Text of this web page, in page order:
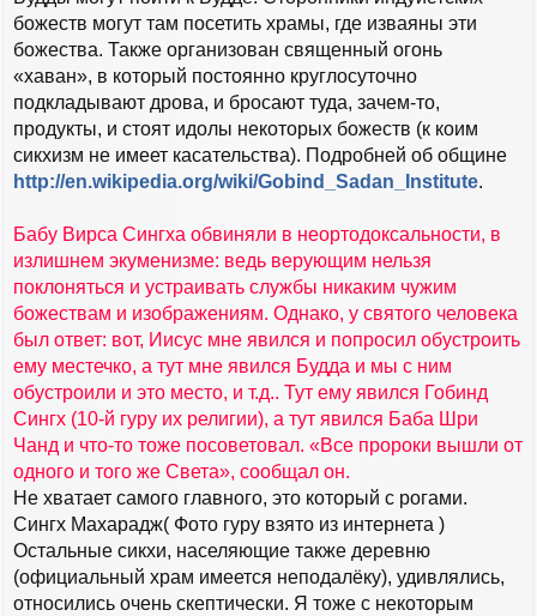
божеств могут там посетить храмы, где изваяны эти
божества. Также организован священный огонь
«хаван», в который постоянно круглосуточно
подкладывают дрова, и бросают туда, зачем-то,
продукты, и стоят идолы некоторых божеств (к коим
сикхизм не имеет касательства). Подробней об общине
http://en.wikipedia.org/wiki/Gobind_Sadan_Institute.
Бабу Вирса Сингха обвиняли в неортодоксальности, в
излишнем экуменизме: ведь верующим нельзя
поклоняться и устраивать службы никаким чужим
божествам и изображениям. Однако, у святого человека
был ответ: вот, Иисус мне явился и попросил обустроить
ему местечко, а тут мне явился Будда и мы с ним
обустроили и это место, и т.д.. Тут ему явился Гобинд
Сингх (10-й гуру их религии), а тут явился Баба Шри
Чанд и что-то тоже посоветовал. «Все пророки вышли от
одного и того же Света», сообщал он.
Не хватает самого главного, это который с рогами.
Сингх Махарадж( Фото гуру взято из интернета )
Остальные сикхи, населяющие также деревню
(официальный храм имеется неподалёку), удивлялись,
относились очень скептически. Я тоже с некоторым